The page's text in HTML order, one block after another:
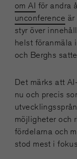
om AI för andra
unconference
styr över
helst föranmäla
och Berghs
Det märks att
nu och precis
möjligheter och
fördelarna och
stod mest i